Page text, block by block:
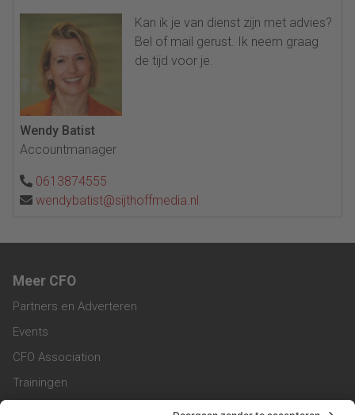
Kan ik je van dienst zijn met advies?
Bel of mail gerust. Ik neem graag
de tijd voor je.
Wendy Batist
Accountmanager
0613874555
wendybatist@sijthoffmedia.nl
Meer CFO
Partners en Adverteren
Events
CFO Association
Trainingen